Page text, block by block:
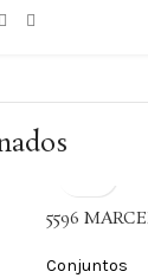
5596
Conjuntos